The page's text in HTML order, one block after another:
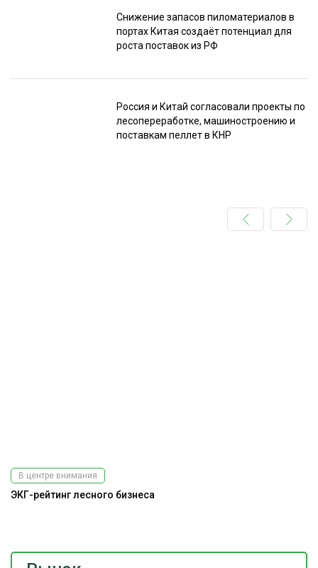
Снижение запасов пиломатериалов в
портах Китая создаёт потенциал для
роста поставок из РФ
Россия и Китай согласовали проекты по
лесопереработке, машиностроению и
поставкам пеллет в КНР
В центре внимания
ЭКГ-рейтинг лесного бизнеса